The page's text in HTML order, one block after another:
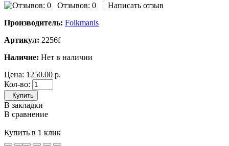
Отзывов: 0 | Написать отзыв
Производитель: Folkmanis
Артикул: 2256f
Наличие: Нет в наличии
Цена: 1250.00 р.
Кол-во:
Купить
В закладки
В сравнение
Купить в 1 клик